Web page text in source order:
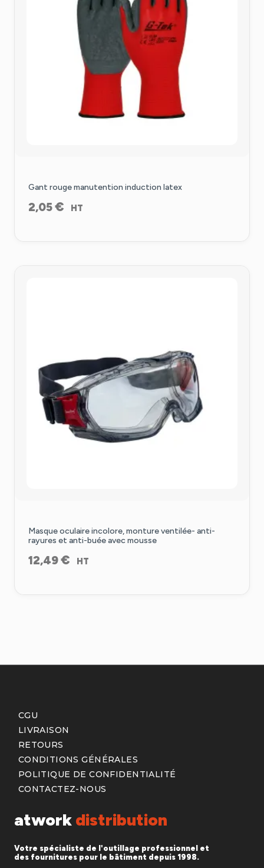
Gant rouge manutention induction latex
2,05€ HT
Masque oculaire incolore, monture ventilée- anti-
rayures et anti-buée avec mousse
12,49€ HT
atwork distribution
Votre spécialiste de l'outillage professionnel et
des fournitures pour le bâtiment depuis 1998.
CGU
LIVRAISON
RETOURS
CONDITIONS GÉNÉRALES
POLITIQUE DE CONFIDENTIALITÉ
CONTACTEZ-NOUS